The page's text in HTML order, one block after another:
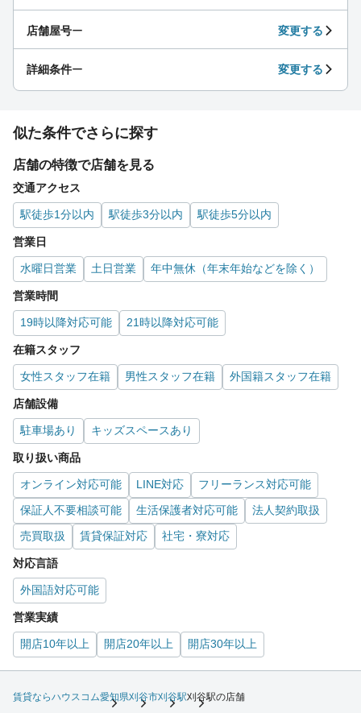
店舗屋号ー 変更する
詳細条件ー 変更する
似た条件でさらに探す
店舗の特徴で店舗を見る
交通アクセス
駅徒歩1分以内 駅徒歩3分以内 駅徒歩5分以内
営業日
水曜日営業 土日営業 年中無休（年末年始などを除く）
営業時間
19時以降対応可能 21時以降対応可能
在籍スタッフ
女性スタッフ在籍 男性スタッフ在籍 外国籍スタッフ在籍
店舗設備
駐車場あり キッズスペースあり
取り扱い商品
オンライン対応可能 LINE対応
フリーランス対応可能
保証人不要相談可能
生活保護者対応可能
法人契約取扱
売買取扱
賃貸保証対応 社宅・寮対応
対応言語
外国語対応可能
営業実績
開店10年以上 開店20年以上 開店30年以上
賃貸ならハウスコム愛知県刈谷市刈谷駅刈谷駅の店舗